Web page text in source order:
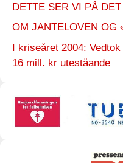
DETTE SER VI PÅ
OM JANTELOVEN OG
I kriseåret 2004:
16 mill. kr uteståande